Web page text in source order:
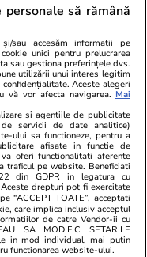
reactoare
de
se interesează
ușilor
orice sursă de
07:00
să rămână
sau accesăm informații pe
unici pentru prelucrarea
sau gestiona preferințele dvs.
utilizării unui interes legitim
Aceste alegeri
vă vor afecta navigarea. Mai
si agentiile de publicitate
servicii de date analitice)
ului sa functioneze, pentru a
afisate in functie de
oferi functionalitati aferente
traficul pe website. Beneficiati
din GDPR in legatura cu
drepturi pot fi exercitate
“ACCEPT TOATE”, acceptati
care implica inclusiv acceptul
de catre Vendor-ii cu
SA MODIFIC SETARILE
in mod individual, mai putin
functionarea website-ului.